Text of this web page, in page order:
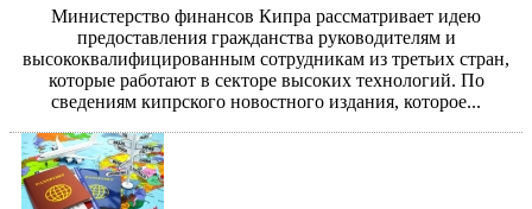
Министерство финансов Кипра рассматривает идею
предоставления гражданства руководителям и
высококвалифицированным сотрудникам из третьих стран,
которые работают в секторе высоких технологий. По
сведениям кипрского новостного издания, которое...